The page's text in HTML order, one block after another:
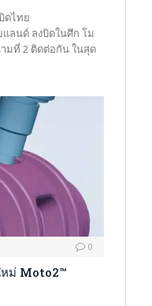
ดไทย
แลนด์ ลงบิดในศึก โม
มที่ 2 ติดต่อกัน ในสุด
0
หม่ Moto2™